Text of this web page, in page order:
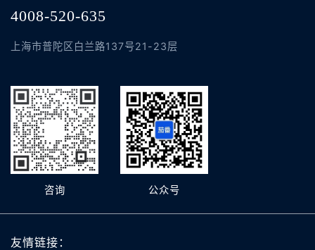
4008-520-635
上海市普陀区白兰路137号21-23层
咨询 公众号
友情链接：